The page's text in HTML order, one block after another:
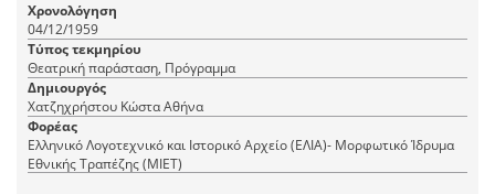
Χρονολόγηση
04/12/1959
Τύπος τεκμηρίου
Θεατρική παράσταση, Πρόγραμμα
Δημιουργός
Χατζηχρήστου Κώστα Αθήνα
Φορέας
Ελληνικό Λογοτεχνικό και Ιστορικό Αρχείο (ΕΛΙΑ)- Μορφωτικό Ίδρυμα
Εθνικής Τραπέζης (ΜΙΕΤ)